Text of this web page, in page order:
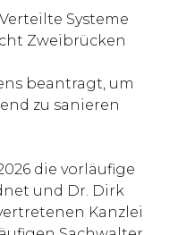
Systeme
Zweibrücken
beantragt, um
zu sanieren
die vorläufige
und Dr. Dirk
Kanzlei